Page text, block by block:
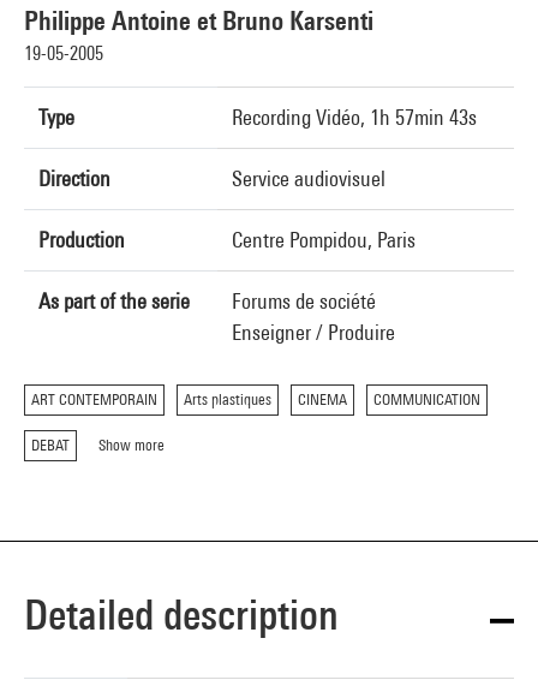
Philippe Antoine et Bruno Karsenti
19-05-2005
Type Recording Vidéo, 1h 57min 43s
Direction Service audiovisuel
Production Centre Pompidou, Paris
As part of the serie
Forums de société
Enseigner / Produire
ART CONTEMPORAIN Arts plastiques CINEMA COMMUNICATION
DEBAT Show more
Detailed description